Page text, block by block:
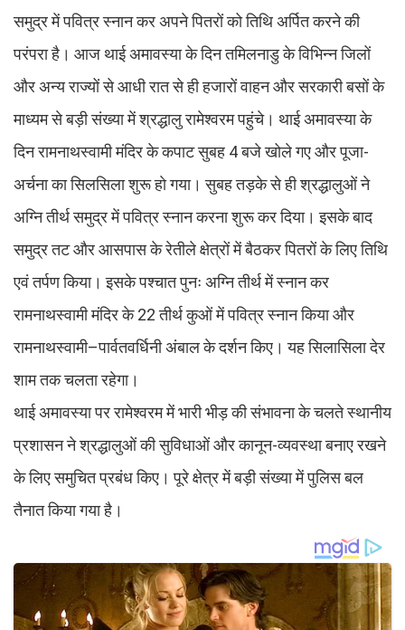
समुद्र में पवित्र स्नान कर अपने पितरों को तिथि अर्पित करने की
परंपरा है। आज थाई अमावस्या के दिन तमिलनाडु के विभिन्न जिलों
और अन्य राज्यों से आधी रात से ही हजारों वाहन और सरकारी बसों के
माध्यम से बड़ी संख्या में श्रद्धालु रामेश्वरम पहुंचे। थाई अमावस्या के
दिन रामनाथस्वामी मंदिर के कपाट सुबह 4 बजे खोले गए और पूजा-
अर्चना का सिलसिला शुरू हाे गया। सुबह तड़के से ही श्रद्धालुओं ने
अग्नि तीर्थ समुद्र में पवित्र स्नान करना शुरू कर दिया। इसके बाद
समुद्र तट और आसपास के रेतीले क्षेत्रों में बैठकर पितरों के लिए तिथि
एवं तर्पण किया। इसके पश्चात पुनः अग्नि तीर्थ में स्नान कर
रामनाथस्वामी मंदिर के 22 तीर्थ कुओं में पवित्र स्नान किया और
रामनाथस्वामी–पार्वतवर्धिनी अंबाल के दर्शन किए। यह सिलासिला देर
शाम तक चलता रहेगा।
थाई अमावस्या पर रामेश्वरम में भारी भीड़ की संभावना के चलते स्थानीय
प्रशासन ने श्रद्धालुओं की सुविधाओं और कानून-व्यवस्था बनाए रखने
के लिए समुचित प्रबंध किए। पूरे क्षेत्र में बड़ी संख्या में पुलिस बल
तैनात किया गया है।